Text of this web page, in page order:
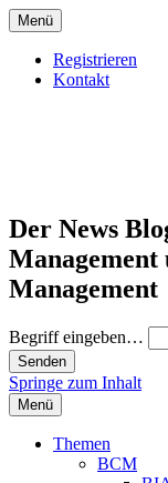
Menü
Registrieren
Kontakt
Der News
Management
Begriff eingeben…
Springe zum Inhalt
Menü
Themen
BCM